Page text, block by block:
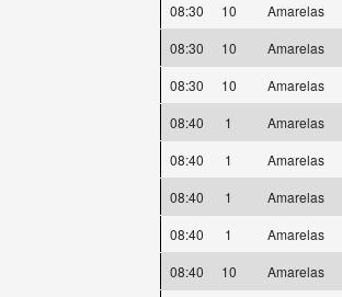
08:30
10 Amarelas
08:30
10 Amarelas
08:30
10 Amarelas
08:40
1 Amarelas
08:40
1 Amarelas
08:40
1 Amarelas
08:40
1 Amarelas
08:40
10 Amarelas